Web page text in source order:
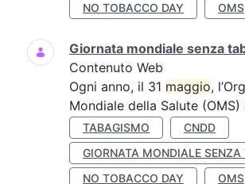
NO TOBACCO DAY
OMS
Giornata mondiale senza
Contenuto Web
Ogni anno, il 31 maggio,
Mondiale della Salute (OMS)
TABAGISMO
CNDD
GIORNATA MONDIALE SENZA
NO TOBACCO DAY
OMS